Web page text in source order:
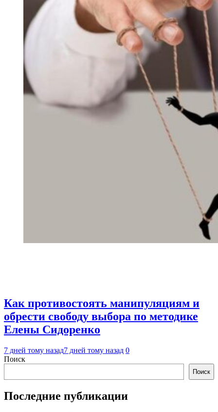
Как противостоять манипуляциям и
обрести свободу выбора по методике
Елены Сидоренко
7 дней тому назад7 дней тому назад 0
Поиск
Поиск
Последние публикации